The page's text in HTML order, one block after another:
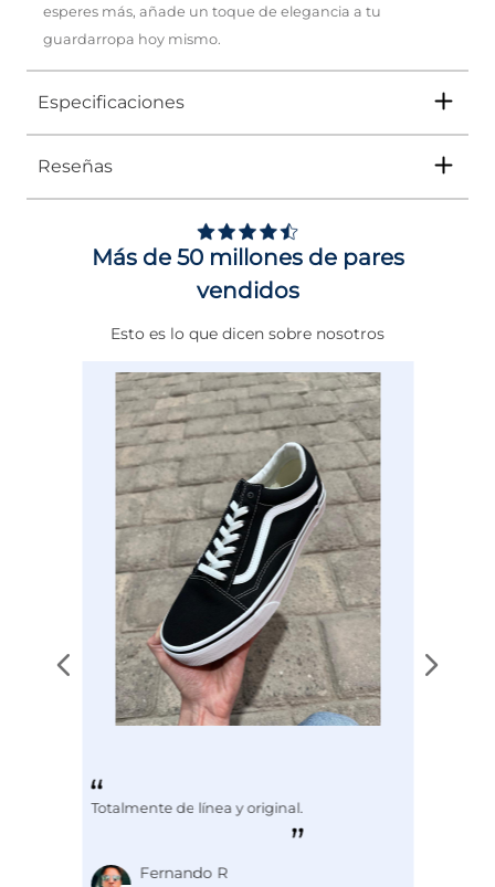
esperes más, añade un toque de elegancia a tu
guardarropa hoy mismo.
Especificaciones
Tipo
Género Mujer
ENTRE 7 Y 8 CMS
NORMAL
CAFE
Reseñas
Más de 50 millones de pares
vendidos
Esto es lo que dicen sobre nosotros
Totalmente de línea y original.
Fernando R